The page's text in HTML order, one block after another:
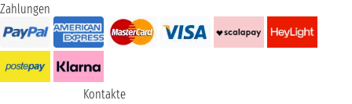
Zahlungen
Kontakte